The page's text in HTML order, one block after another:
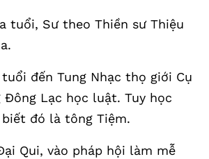
tuổi, Sư theo Thiền sư Thiệu
đến Tung Nhạc thọ giới Cụ
Đông Lạc học luật. Tuy học
đó là tông Tiệm.
Qui, vào pháp hội làm mễ